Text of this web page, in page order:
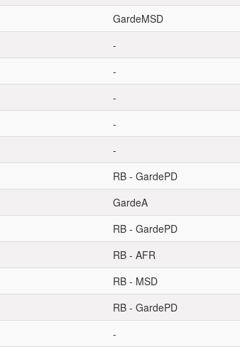
GardeMSD
-
-
-
-
-
RB - GardePD
GardeA
RB - GardePD
RB - AFR
RB - MSD
RB - GardePD
-